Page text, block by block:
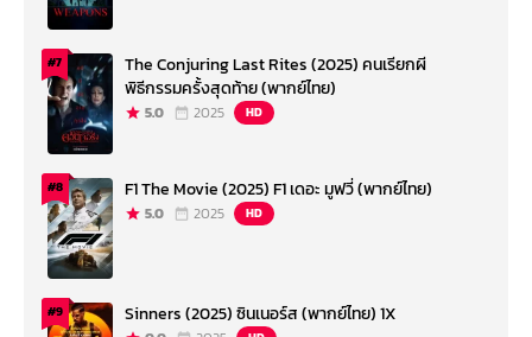
#7
The Conjuring Last Rites (2025) คนเรียกผี
พิธีกรรมครั้งสุดท้าย (พากย์ไทย)
5.0 2025 HD
#8 F1 The Movie (2025) F1 เดอะ มูฟวี่ (พากย์ไทย)
5.0 2025 HD
#9 Sinners (2025) ซินเนอร์ส (พากย์ไทย) 1X